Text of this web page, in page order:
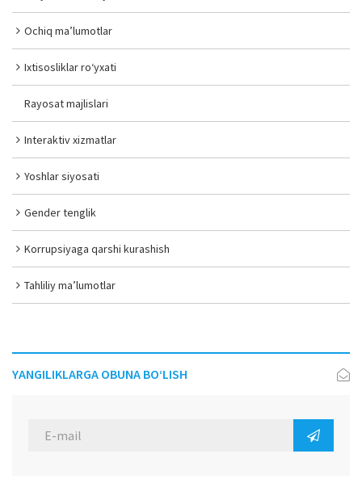
Ochiq ma’lumotlar
Ixtisosliklar ro‘yxati
Rayosat majlislari
Interaktiv xizmatlar
Yoshlar siyosati
Gender tenglik
Korrupsiyaga qarshi kurashish
Tahliliy ma’lumotlar
YANGILIKLARGA OBUNA BO‘LISH